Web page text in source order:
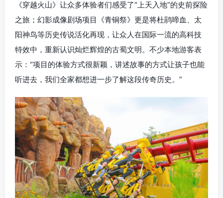
《穿越火山》让众多体验者们感受了“上天入地”的史前探险
之旅；幻影成像剧场项目《青铜祭》更是将杜鹃啼血、太
阳神鸟等历史传说活化再现，让众人在国际一流的高科技
特效中，重新认识灿烂辉煌的古蜀文明。不少本地游客表
示：“项目的体验方式很新颖，讲述故事的方式让孩子也能
听进去，我们全家都想进一步了解这段传奇历史。”